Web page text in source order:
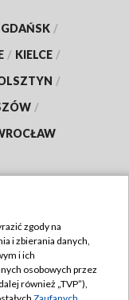
GDAŃSK /
/ KIELCE /
/
/
zgody na
i zbierania danych,
i ich
osobowych przez
również „TVP”),